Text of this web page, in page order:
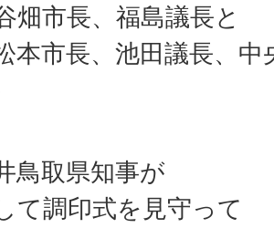
畑市長、福島議長と
本市長、池田議長、中
鳥取県知事が
て調印式を見守って